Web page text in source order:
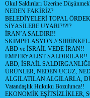
Okul Saldırıları Üzerine
NEDEN FAKİRİZ?
BELEDİYELERİ TOPAL
SİYASİLERE UYARI?!?!?
İRAN’A SALDIRI!!
SKİMPFLASYON //
ABD ve İSRAİL VEDE İRAN!!
EMPERYALİST SALDIRILAR!!
ABD, İSRAİL SALDIRGANLIĞI
ÜRÜNLER, NEDEN UCUZ,
ALGILATILAN ALGILARLA,
Vatandaşlık Hukuku Bozulunca!!
EKONOMİK EŞİTSİZLİKLER,